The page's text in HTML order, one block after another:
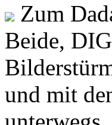
Zum
Beide,
und mit